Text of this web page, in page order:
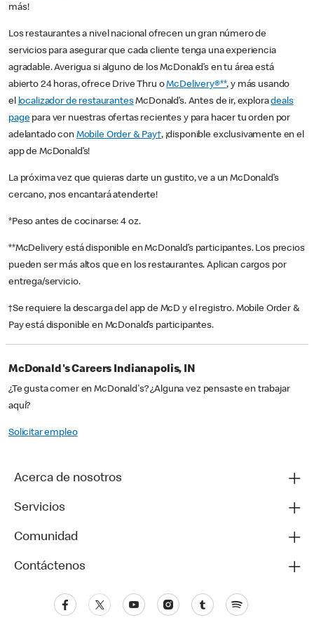
más!
Los restaurantes a nivel nacional ofrecen un gran número de
servicios para asegurar que cada cliente tenga una experiencia
agradable. Averigua si alguno de los McDonald’s en tu área está
abierto 24 horas, ofrece Drive Thru oMcDelivery®**, y más usando
el localizador de restaurantesMcDonald’s. Antes de ir, exploradeals
pagepara ver nuestras ofertas recientes y para hacer tu orden por
adelantado con Mobile Order & Pay†, ¡disponible exclusivamente en el
app de McDonald’s!
La próxima vez que quieras darte un gustito, ve a un McDonald’s
cercano, ¡nos encantará atenderte!
*Peso antes de cocinarse: 4 oz.
**McDelivery está disponible en McDonald’s participantes. Los precios
pueden ser más altos que en los restaurantes. Aplican cargos por
entrega/servicio.
†Se requiere la descarga del app de McD y el registro. Mobile Order &
Pay está disponible en McDonald’s participantes.
McDonald's Careers Indianapolis, IN
¿Te gusta comer en McDonald's? ¿Alguna vez pensaste en trabajar
aquí?
Solicitar empleo
Acerca de nosotros
Servicios
Comunidad
Contáctenos